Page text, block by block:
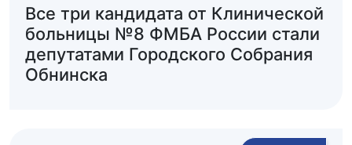
Все три кандидата от Клинической
больницы №8 ФМБА России стали
депутатами Городского Собрания
Обнинска